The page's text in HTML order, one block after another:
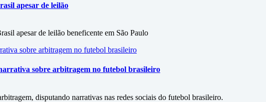
apesar de leilão
apesar de leilão beneficente em São Paulo
sobre arbitragem no futebol brasileiro
disputando narrativas nas redes sociais do futebol brasileiro.